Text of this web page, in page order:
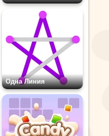
Одна Линия